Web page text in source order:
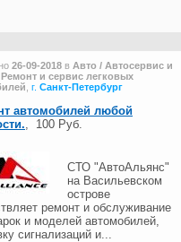
26-09-2018 в Авто / Автосервис и
Ремонт и сервис легковых
г. Санкт-Петербург
автомобилей любой
100 Руб.
СТО "АвтоАльянс"
на Васильевском
острове
ремонт и обслуживание
и моделей автомобилей,
сигнализаций и...